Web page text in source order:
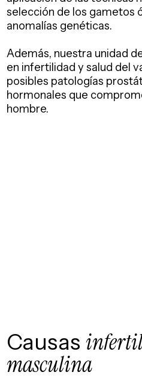
selección de los gametos
anomalías genéticas.
Además, nuestra unidad
en infertilidad y salud del
posibles patologías
hormonales que
hombre.
Causas
masculina